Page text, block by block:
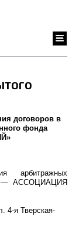
договоров в
фонда
арбитражных
— АССОЦИАЦИЯ
4-я Тверская-